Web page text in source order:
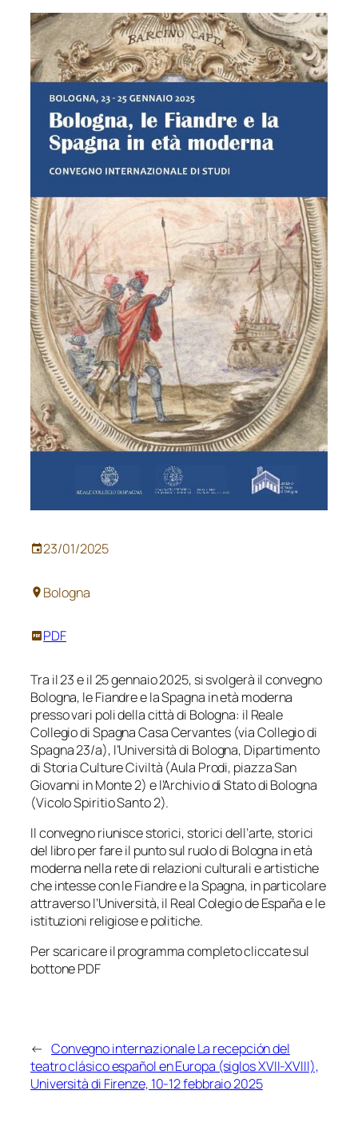
23/01/2025
Bologna
PDF
Tra il 23 e il 25 gennaio 2025, si svolgerà il convegno
Bologna, le Fiandre e la Spagna in età moderna
presso vari poli della città di Bologna: il Reale
Collegio di Spagna Casa Cervantes (via Collegio di
Spagna 23/a), l’Università di Bologna, Dipartimento
di Storia Culture Civiltà (Aula Prodi, piazza San
Giovanni in Monte 2) e l’Archivio di Stato di Bologna
(Vicolo Spiritio Santo 2).
Il convegno riunisce storici, storici dell’arte, storici
del libro per fare il punto sul ruolo di Bologna in età
moderna nella rete di relazioni culturali e artistiche
che intesse con le Fiandre e la Spagna, in particolare
attraverso l’Università, il Real Colegio de España e le
istituzioni religiose e politiche.
Per scaricare il programma completo cliccate sul
bottone PDF
← Convegno internazionale La recepción del
teatro clásico español en Europa (siglos XVII-XVIII),
Università di Firenze, 10-12 febbraio 2025